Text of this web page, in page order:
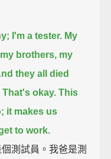
I'm a tester. My
brothers, my
they all died
That's okay. This
it makes us
to work.
測試員。我爸是測